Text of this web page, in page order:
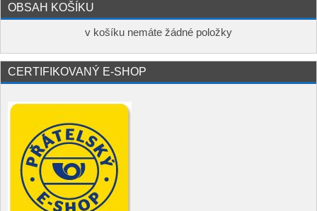
OBSAH KOŠÍKU
v košíku nemáte žádné položky
CERTIFIKOVANÝ E-SHOP